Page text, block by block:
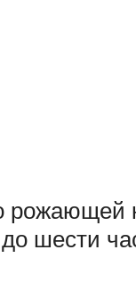
рожающей
шести